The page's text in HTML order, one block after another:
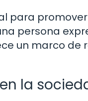
para
persona
un marco de
la